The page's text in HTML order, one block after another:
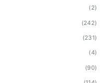
(2)
(242)
(231)
(4)
(90)